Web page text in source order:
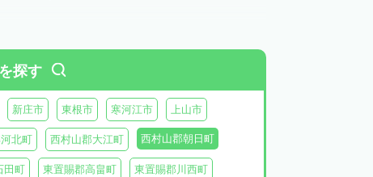
探す
新庄市 東根市 寒河江市 上山市
北町 西村山郡大江町 西村山郡朝日町
田町 東置賜郡高畠町 東置賜郡川西町